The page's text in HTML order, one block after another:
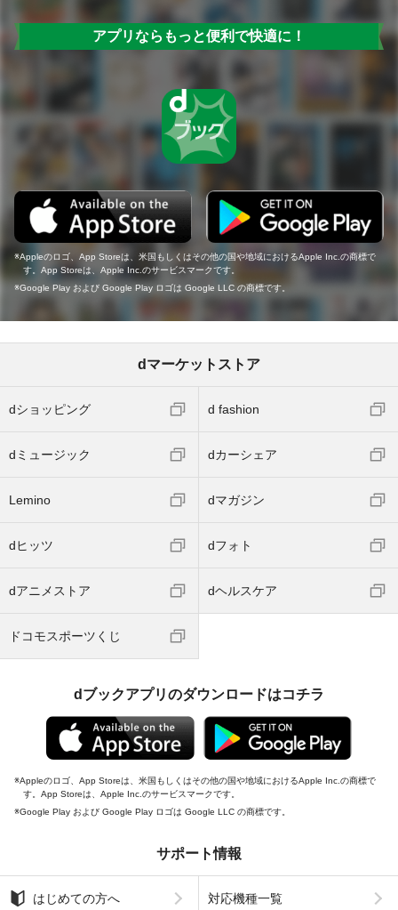
アプリならもっと便利で快適に！
Appleのロゴ、App Storeは、米国もしくはその他の国や地域におけるApple Inc.の商標で
す。App Storeは、Apple Inc.のサービスマークです。
Google Play および Google Play ロゴは Google LLC の商標です。
dマーケットストア
dショッピング d fashion
dミュージック dカーシェア
Lemino dマガジン
dヒッツ dフォト
dアニメストア dヘルスケア
ドコモスポーツくじ
dブックアプリのダウンロードはコチラ
Appleのロゴ、App Storeは、米国もしくはその他の国や地域におけるApple Inc.の商標で
す。App Storeは、Apple Inc.のサービスマークです。
Google Play および Google Play ロゴは Google LLC の商標です。
サポート情報
はじめての方へ 対応機種一覧